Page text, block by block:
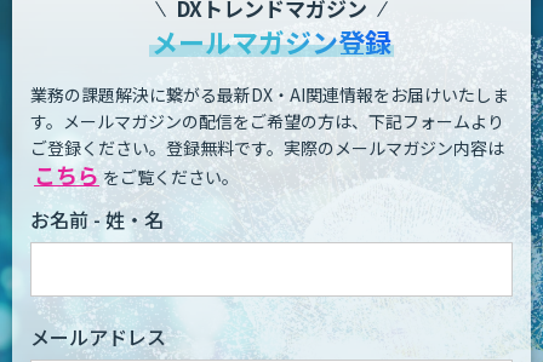
DXトレンドマガジン
メールマガジン登録
業務の課題解決に繋がる最新DX・AI関連情報をお届けいたしま
す。 メールマガジンの配信をご希望の方は、下記フォームより
ご登録ください。登録無料です。 実際のメールマガジン内容は
こちら をご覧ください。
お名前 - 姓・名
メールアドレス